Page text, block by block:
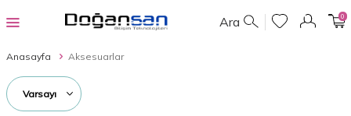
Ara 0
Anasayfa Aksesuarlar